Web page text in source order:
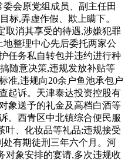
会原党组成员、副主任田
标,弄虚作假、欺上瞒下。
取消其享受的待遇,涉嫌犯罪
地整理中心先后委托两家公
任务私自转包并违约进行种
随意决策,违规发放补贴等
准,违规向20余户鱼池承包户
起诉。天津泰达投资控股有
象送予的礼金及高档白酒等
。西青区中北镇综合便民服
叶、化妆品等礼品;违规接受
有期徒刑三年六个月。河
对象安排的宴请,多次违规收